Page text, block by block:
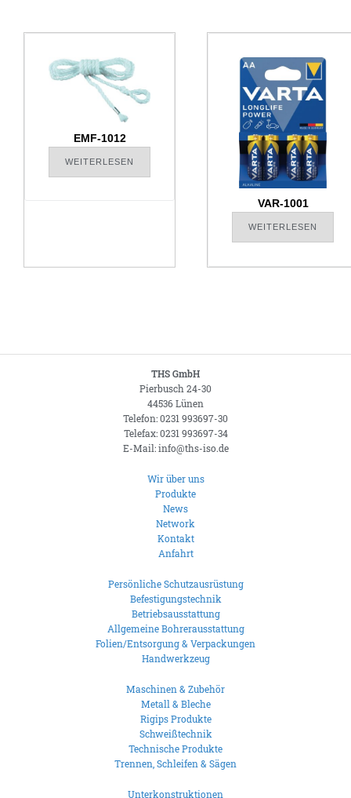
EMF-1012
WEITERLESEN
VAR-1001
WEITERLESEN
THS GmbH
Pierbusch 24-30
44536 Lünen
Telefon: 0231 993697-30
Telefax: 0231 993697-34
E-Mail: info@ths-iso.de
Wir über uns
Produkte
News
Network
Kontakt
Anfahrt
Persönliche Schutzausrüstung
Befestigungstechnik
Betriebsausstattung
Allgemeine Bohrerausstattung
Folien/Entsorgung & Verpackungen
Handwerkzeug
Maschinen & Zubehör
Metall & Bleche
Rigips Produkte
Schweißtechnik
Technische Produkte
Trennen, Schleifen & Sägen
Unterkonstruktionen